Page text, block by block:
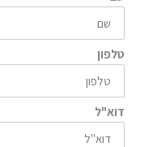
טלפון
דוא"ל